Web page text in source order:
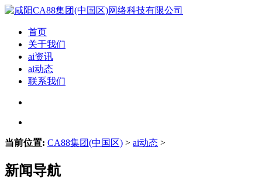
首页
关于我们
ai资讯
ai动态
联系我们
当前位置: CA88集团(中国区) > ai动态 >
新闻导航